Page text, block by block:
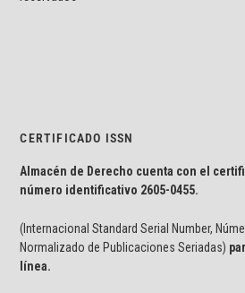
CERTIFICADO ISSN
Almacén de Derecho cuenta con el
número identificativo 2605-0455.
(Internacional Standard Serial Number,
Normalizado de Publicaciones Seriadas)
línea.